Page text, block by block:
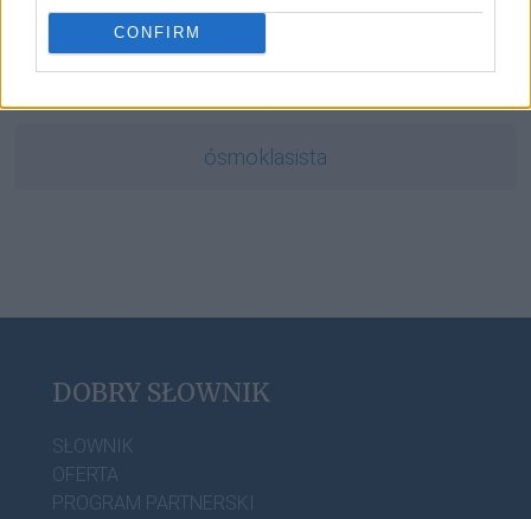
CONFIRM
fetysz
ósmoklasista
DOBRY SŁOWNIK
SŁOWNIK
OFERTA
PROGRAM PARTNERSKI